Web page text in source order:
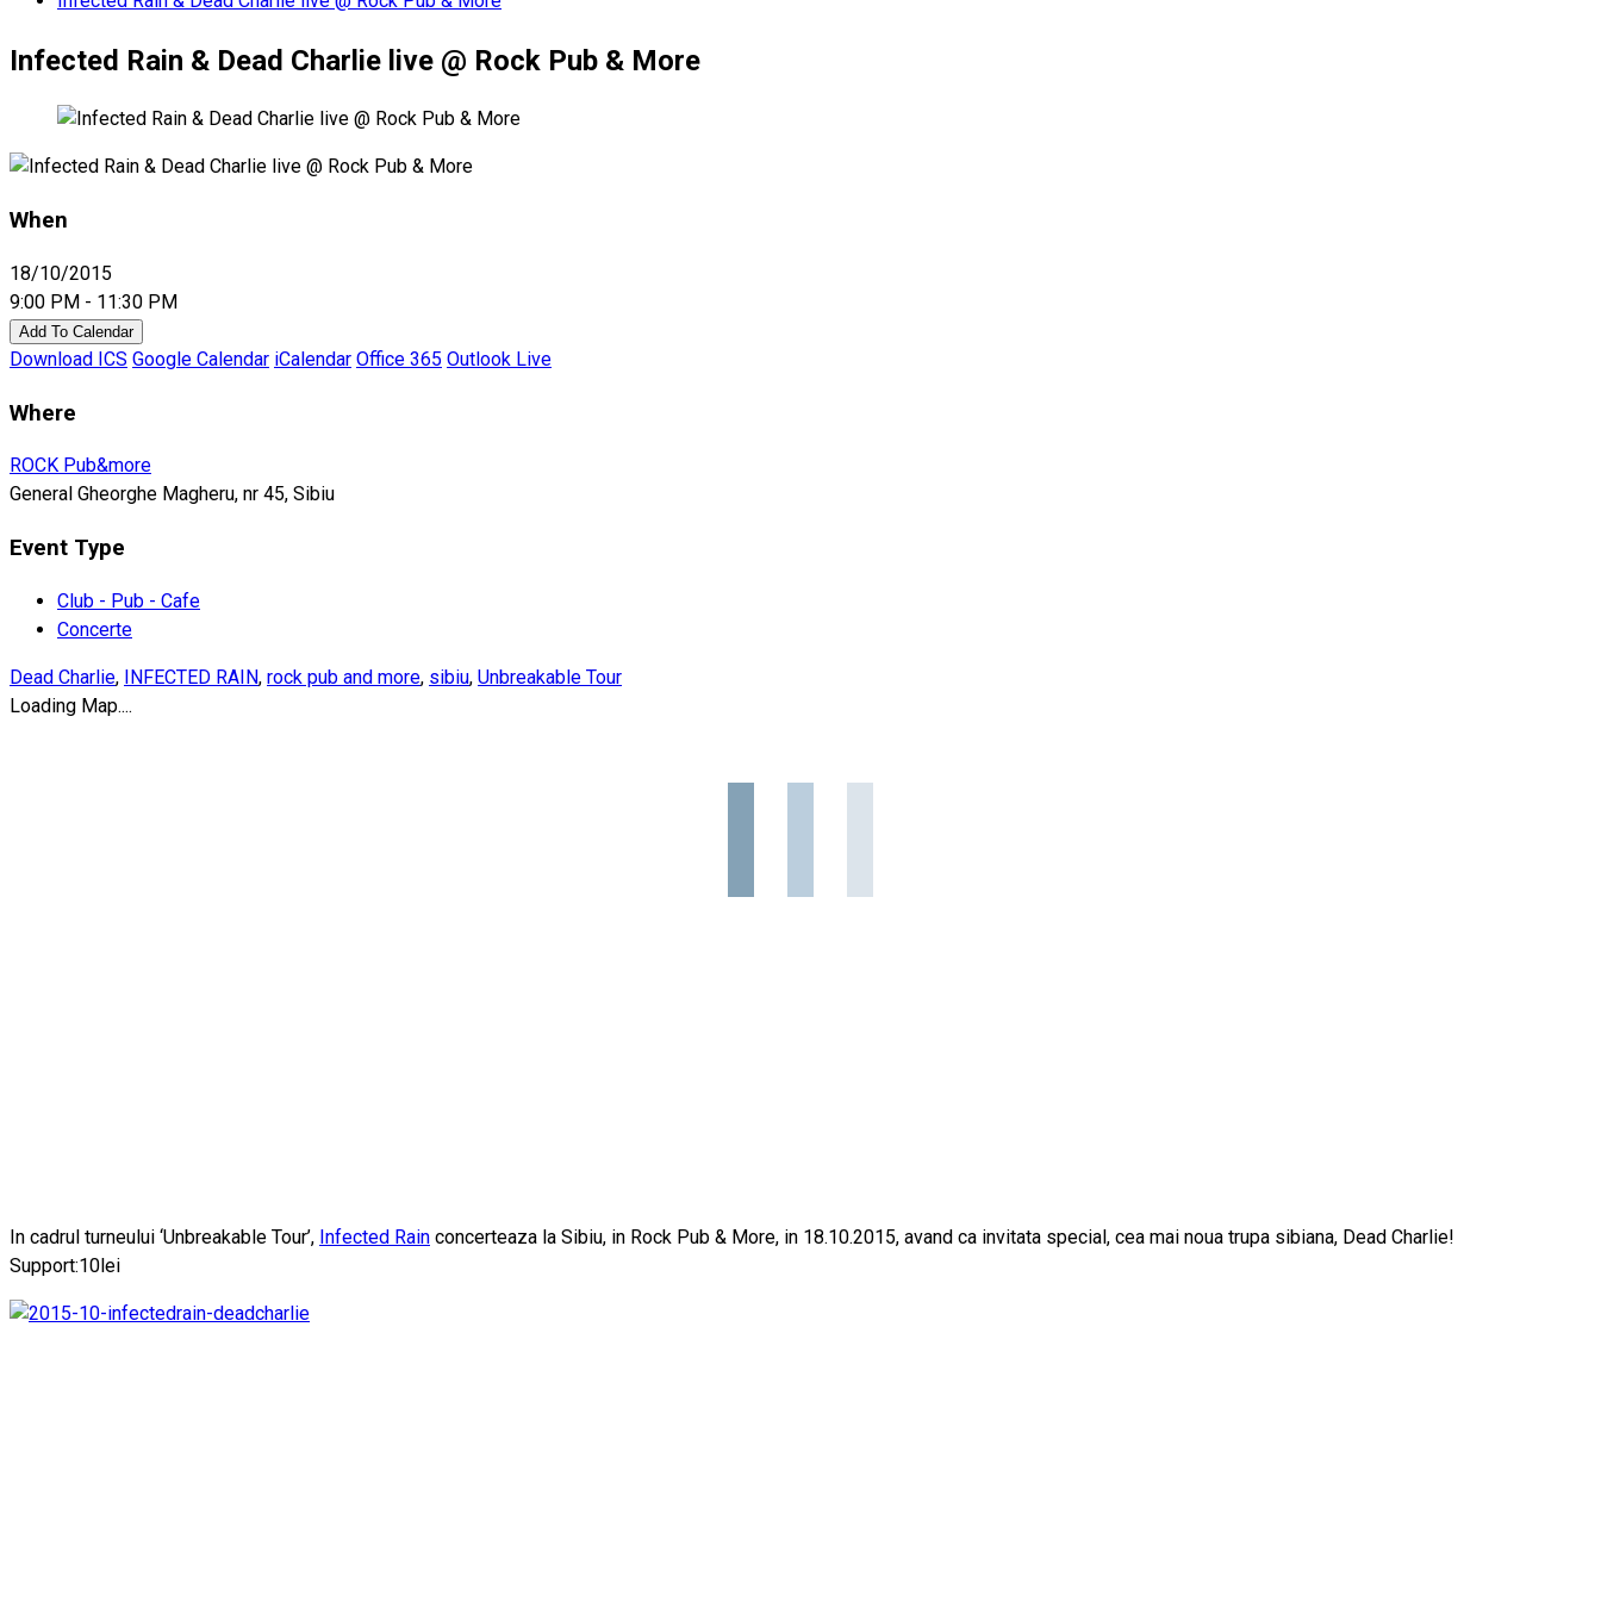
Infected Rain & Dead Charlie live @ Rock Pub & More
When
18/10/2015
9:00 PM - 11:30 PM
Add To Calendar
Download ICS Google Calendar iCalendar Office 365 Outlook Live
Where
ROCK Pub&more
General Gheorghe Magheru, nr 45, Sibiu
Event Type
Club - Pub - Cafe
Concerte
Dead Charlie, INFECTED RAIN, rock pub and more, sibiu, Unbreakable Tour
Loading Map....
In cadrul turneului ‘Unbreakable Tour’, Infected Rain concerteaza la Sibiu, in Rock Pub & More, in 18.10.2015, avand ca invitata special, cea mai noua trupa sibiana, Dead Charlie!
Support:10lei